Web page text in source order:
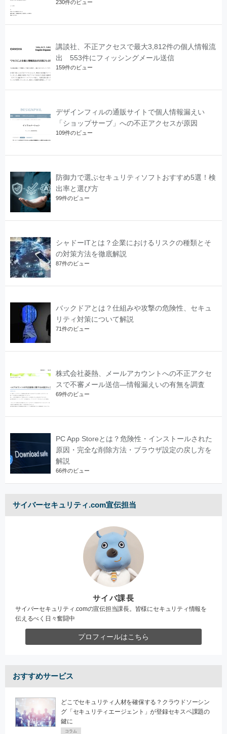
230件のビュー
講談社、不正アクセスで最大3,812件の個人情報流
出 553件にフィッシングメール送信
159件のビュー
デザインフィルの通販サイトで個人情報漏えい
「ショップサーブ」への不正アクセスが原因
109件のビュー
防御力で選ぶセキュリティソフトおすすめ5選！検
出率と選び方
99件のビュー
シャドーITとは？企業におけるリスクの種類とそ
の対策方法を徹底解説
87件のビュー
バックドアとは？仕組みや攻撃の危険性、セキュ
リティ対策について解説
71件のビュー
株式会社菱熱、メールアカウントへの不正アクセ
スで不審メール送信―情報漏えいの有無を調査
69件のビュー
PC App Storeとは？危険性・インストールされた
原因・完全な削除方法・ブラウザ設定の戻し方を
解説
66件のビュー
サイバーセキュリティ.com宣伝担当
サイバ課長
サイバーセキュリティ.comの宣伝担当課長。皆様にセキュリティ情報を
伝えるべく日々奮闘中
プロフィールはこちら
おすすめサービス
どこでセキュリティ人材を確保する？クラウドソーシン
グ「セキュリティエージェント」が登録セキスペ課題の
鍵に
コラム